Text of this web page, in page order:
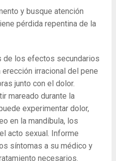
y busque atención
pérdida repentina de la
de los efectos secundarios
irracional del pene
junto con el dolor.
mareado durante la
experimentar dolor,
en la mandíbula, los
acto sexual. Informe
síntomas a su médico y
necesarios.